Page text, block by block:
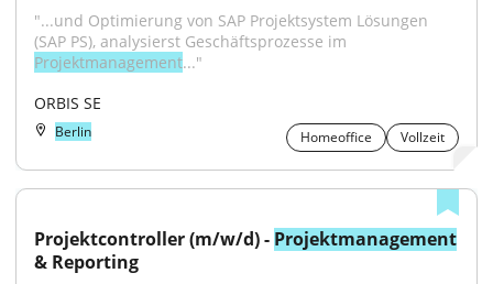
"...und Optimierung von SAP Projektsystem Lösungen
Projektmanagement..."
ORBIS SE
Berlin Homeoffice Vollzeit
Projektcontroller (m/w/d) - Projektmanagement
& Reporting